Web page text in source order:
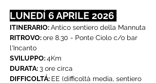
LUNEDÍ 6 APRILE 2026
ITINERARIO:Antico sentiero della Mannuta
RITROVO:ore 8.30 - Ponte Ciolo c/o bar
l'Incanto
SVILUPPO:4Km
DURATA:3 ore circa
DIFFICOLTÁ: EE (difficoltà media, sentiero